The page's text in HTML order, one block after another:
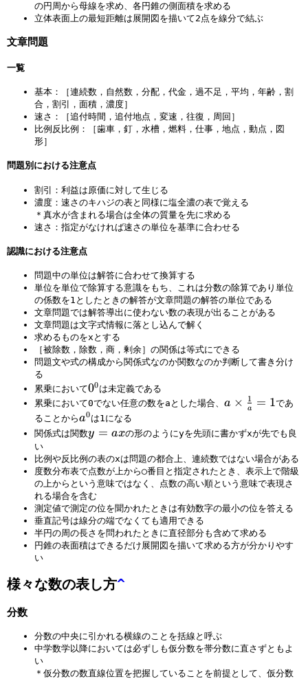
の円周から母線を求め、各円錐の側面積を求める
立体表面上の最短距離は展開図を描いて2点を線分で結ぶ
文章問題
一覧
基本：［連続数，自然数，分配，代金，過不足，平均，年齢，割
合，割引，面積，濃度］
速さ：［追付時間，追付地点，変速，往復，周回］
比例反比例：［歯車，釘，水槽，燃料，仕事，地点，動点，図
形］
問題別における注意点
割引：利益は原価に対して生じる
濃度：速さのキハジの表と同様に塩全濃の表で覚える
＊真水が含まれる場合は全体の質量を先に求める
速さ：指定がなければ速さの単位を基準に合わせる
認識における注意点
問題中の単位は解答に合わせて換算する
単位を単位で除算する意識をもち、これは分数の除算であり単位
の係数を1としたときの解答が文章問題の解答の単位である
文章問題では解答導出に使わない数の表現が出ることがある
文章問題は文字式情報に落とし込んで解く
求めるものをxとする
［被除数，除数，商，剰余］の関係は等式にできる
問題文や式の構成から関係式なのか関数なのか判断して書き分け
る
累乗において0
^
0
00は未定義である
累乗において0でない任意の数をaとした場合、a
\
a
c
1
a
1
a × a
1 = 1であ
ることからa
^
a0は1になる
関係式は関数y
a
x
y = axの形のようにyを先頭に書かずxが先でも良
い
比例や反比例の表のxは問題の都合上、連続数ではない場合がある
度数分布表で点数が上から◯番目と指定されたとき、表示上で階級
の上からという意味ではなく、点数の高い順という意味で表現さ
れる場合を含む
測定値で測定の位を聞かれたときは有効数字の最小の位を答える
垂直記号は線分の端でなくても適用できる
半円の周の長さを問われたときに直径部分も含めて求める
円錐の表面積はできるだけ展開図を描いて求める方が分かりやす
い
様々な数の表し方^
分数
分数の中央に引かれる横線のことを括線と呼ぶ
中学数学以降においては必ずしも仮分数を帯分数に直さずともよ
い
＊仮分数の数直線位置を把握していることを前提として、仮分数